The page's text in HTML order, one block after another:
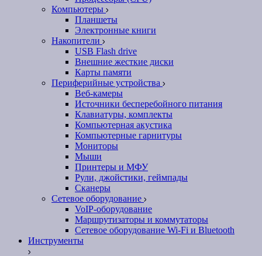
Компьютеры
Планшеты
Электронные книги
Накопители
USB Flash drive
Внешние жесткие диски
Карты памяти
Периферийные устройства
Веб-камеры
Источники бесперебойного питания
Клавиатуры, комплекты
Компьютерная акустика
Компьютерные гарнитуры
Мониторы
Мыши
Принтеры и МФУ
Рули, джойстики, геймпады
Сканеры
Сетевое оборудование
VoIP-оборудование
Маршрутизаторы и коммутаторы
Сетевое оборудование Wi-Fi и Bluetooth
Инструменты